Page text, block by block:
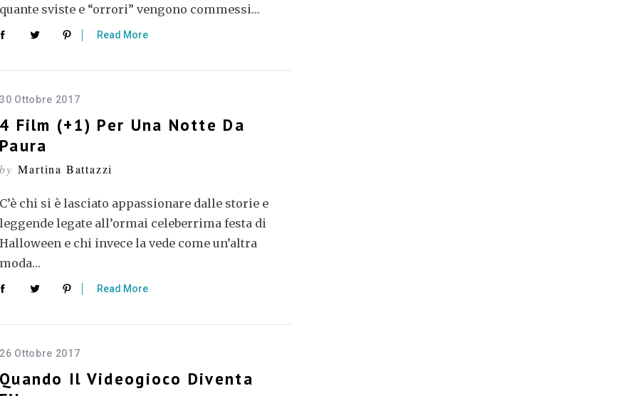
quante sviste e “orrori” vengono commessi…
Read More
30 Ottobre 2017
4 Film (+1) Per Una Notte Da
Paura
by Martina Battazzi
C’è chi si è lasciato appassionare dalle storie e
leggende legate all’ormai celeberrima festa di
Halloween e chi invece la vede come un’altra
moda…
Read More
26 Ottobre 2017
Quando Il Videogioco Diventa